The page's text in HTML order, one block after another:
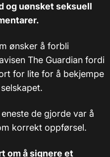
og uønsket seksuell
ønsker å forbli
The Guardian fordi
for lite for å bekjempe
de gjorde var å
korrekt oppførsel.
om å signere et